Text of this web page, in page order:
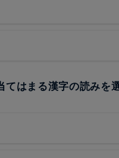
てはまる漢字の読みを